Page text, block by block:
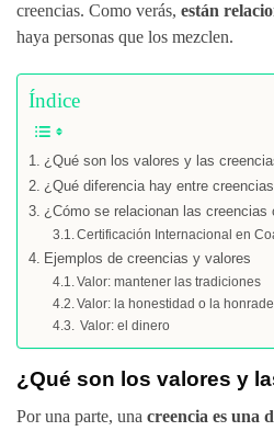
creencias. Como verás, están
haya personas que los mezclen.
Índice
¿Qué son los valores y las
¿Qué diferencia hay entre
¿Cómo se relacionan las creencias
Certificación Internacional en
Ejemplos de creencias y valores
Valor: mantener las tradiciones
Valor: la honestidad o la
Valor: el dinero
¿Qué son los valores y
Por una parte, una creencia es una